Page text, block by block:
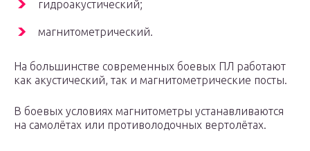
гидроакустический;
магнитометрический.
На большинстве современных боевых ПЛ работают
как акустический, так и магнитометрические посты.
В боевых условиях магнитометры устанавливаются
на самолётах или противолодочных вертолётах.